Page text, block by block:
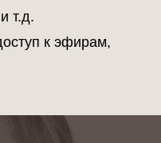
т.д.
к эфирам,